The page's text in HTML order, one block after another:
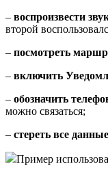
– воспроизвести
второй
– посмотреть
– включить
– обозначить
можно связаться;
– стереть все
Пример